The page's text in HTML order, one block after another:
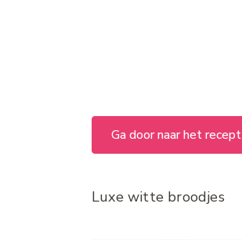
Ga door naar het recept
Luxe witte broodjes